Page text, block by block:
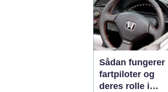
Sådan fungerer
fartpiloter og
deres rolle i